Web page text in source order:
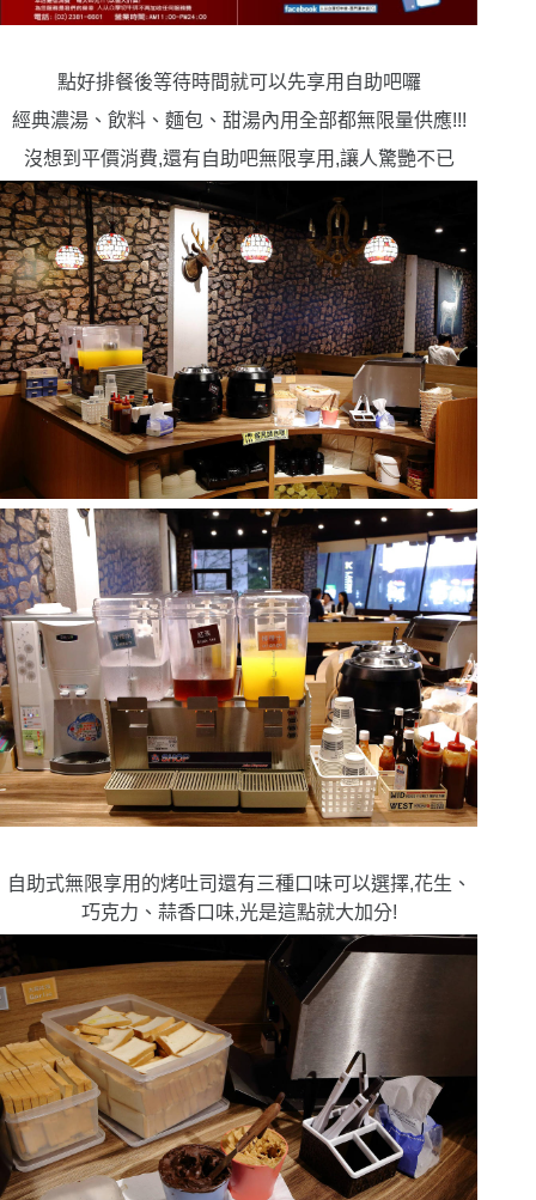
點好排餐後等待時間就可以先享用自助吧囉
經典濃湯、飲料、麵包、甜湯內用全部都無限量供應!!!
沒想到平價消費,還有自助吧無限享用,讓人驚艷不已
自助式無限享用的烤吐司還有三種口味可以選擇,花生、
巧克力、蒜香口味,光是這點就大加分!